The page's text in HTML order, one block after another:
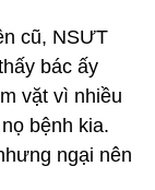
cũ, NSƯT
bác ấy
vặt vì nhiều
bệnh kia.
ngại nên